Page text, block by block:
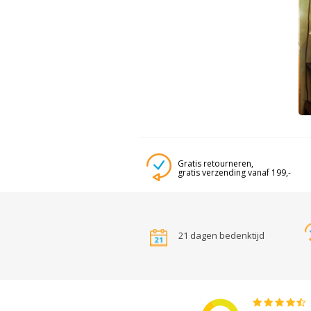
Gratis retourneren,
gratis verzending vanaf 199,-
21 dagen bedenktijd